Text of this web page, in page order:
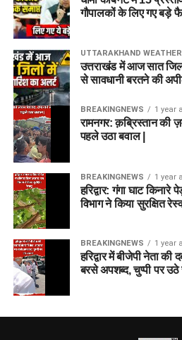
गौपालकों के लिए गए बड़े
UTTARAKHAND WEATHER
उत्तराखंड में आज सात
से सावधानी बरतने की
BREAKINGNEWS 1 year
रामनगर: क़ब्रिस्तान की
पहले उठा बवाल |
BREAKINGNEWS 1 year
हरिद्वार: गंगा घाट
विभाग ने किया सुरक्षित
BREAKINGNEWS 1 year
हरिद्वार में बीजेपी नेता
बरसे अपशब्द, चुप्पी पर